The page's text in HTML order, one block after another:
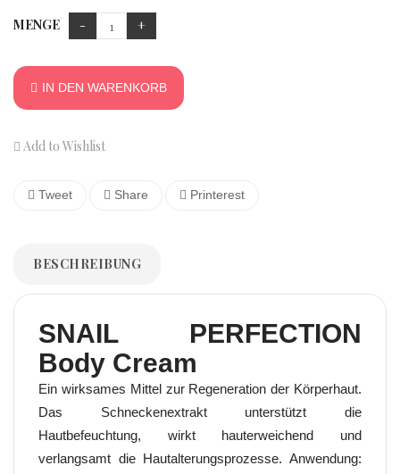
MENGE
IN DEN WARENKORB
Add to Wishlist
Tweet Share Printerest
BESCHREIBUNG
SNAIL PERFECTION
Body Cream
Ein wirksames Mittel zur Regeneration der Körperhaut.
Das Schneckenextrakt unterstützt die
Hautbefeuchtung, wirkt hauterweichend und
verlangsamt die Hautalterungsprozesse. Anwendung: